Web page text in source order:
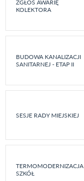
ZGŁOŚ AWARIĘ
KOLEKTORA
BUDOWA KANALIZACJI
SANITARNEJ - ETAP II
SESJE RADY MIEJSKIEJ
TERMOMODERNIZACJA
SZKÓŁ